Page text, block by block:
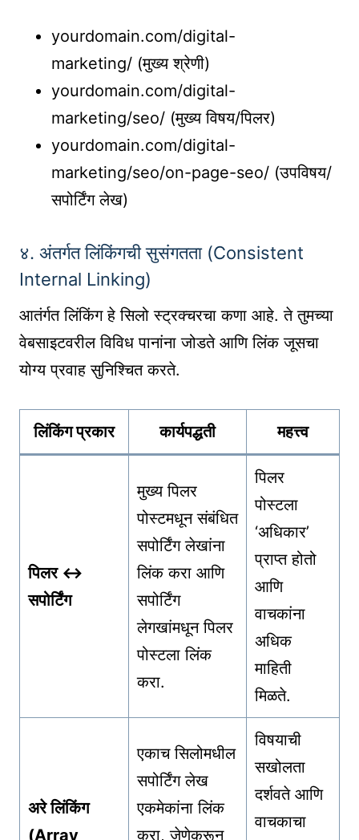
yourdomain.com/digital-
marketing/ (मुख्य श्रेणी)
yourdomain.com/digital-
marketing/seo/ (मुख्य विषय/पिलर)
yourdomain.com/digital-
marketing/seo/on-page-seo/ (उपविषय/
सपोर्टिंग लेख)
४. अंतर्गत लिंकिंगची सुसंगतता (Consistent
Internal Linking)
आतंर्गत लिंकिंग हे सिलो स्ट्रक्चरचा कणा आहे. ते तुमच्या
वेबसाइटवरील विविध पानांना जोडते आणि लिंक जूसचा
योग्य प्रवाह सुनिश्चित करते.
लिंकिंग प्रकार कार्यपद्धती महत्त्व
पिलर ↔
सपोर्टिंग
मुख्य पिलर
पोस्टमधून संबंधित
सपोर्टिंग लेखांना
लिंक करा आणि
सपोर्टिंग
लेगखांमधून पिलर
पोस्टला लिंक
करा.
पिलर
पोस्टला
‘अधिकार’
प्राप्त होतो
आणि
वाचकांना
अधिक
माहिती
मिळते.
अरे लिंकिंग
(Array
एकाच सिलोमधील
सपोर्टिंग लेख
एकमेकांना लिंक
करा, जेणेकरून
विषयाची
सखोलता
दर्शवते आणि
वाचकाचा